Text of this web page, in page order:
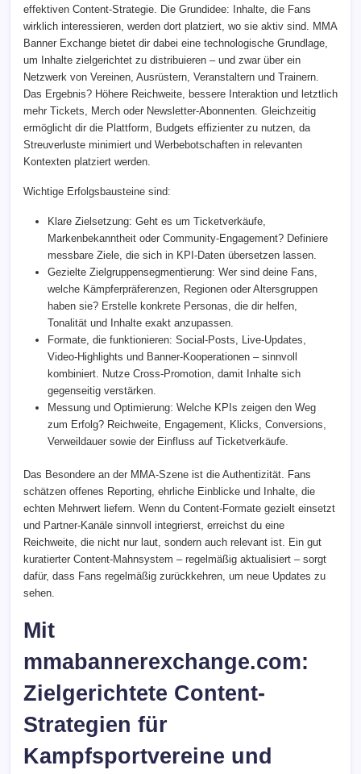
effektiven Content-Strategie. Die Grundidee: Inhalte, die Fans
wirklich interessieren, werden dort platziert, wo sie aktiv sind. MMA
Banner Exchange bietet dir dabei eine technologische Grundlage,
um Inhalte zielgerichtet zu distribuieren – und zwar über ein
Netzwerk von Vereinen, Ausrüstern, Veranstaltern und Trainern.
Das Ergebnis? Höhere Reichweite, bessere Interaktion und letztlich
mehr Tickets, Merch oder Newsletter-Abonnenten. Gleichzeitig
ermöglicht dir die Plattform, Budgets effizienter zu nutzen, da
Streuverluste minimiert und Werbebotschaften in relevanten
Kontexten platziert werden.
Wichtige Erfolgsbausteine sind:
Klare Zielsetzung: Geht es um Ticketverkäufe,
Markenbekanntheit oder Community-Engagement? Definiere
messbare Ziele, die sich in KPI-Daten übersetzen lassen.
Gezielte Zielgruppensegmentierung: Wer sind deine Fans,
welche Kämpferpräferenzen, Regionen oder Altersgruppen
haben sie? Erstelle konkrete Personas, die dir helfen,
Tonalität und Inhalte exakt anzupassen.
Formate, die funktionieren: Social-Posts, Live-Updates,
Video-Highlights und Banner-Kooperationen – sinnvoll
kombiniert. Nutze Cross-Promotion, damit Inhalte sich
gegenseitig verstärken.
Messung und Optimierung: Welche KPIs zeigen den Weg
zum Erfolg? Reichweite, Engagement, Klicks, Conversions,
Verweildauer sowie der Einfluss auf Ticketverkäufe.
Das Besondere an der MMA-Szene ist die Authentizität. Fans
schätzen offenes Reporting, ehrliche Einblicke und Inhalte, die
echten Mehrwert liefern. Wenn du Content-Formate gezielt einsetzt
und Partner-Kanäle sinnvoll integrierst, erreichst du eine
Reichweite, die nicht nur laut, sondern auch relevant ist. Ein gut
kuratierter Content-Mahnsystem – regelmäßig aktualisiert – sorgt
dafür, dass Fans regelmäßig zurückkehren, um neue Updates zu
sehen.
Mit
mmabannerexchange.com:
Zielgerichtete Content-
Strategien für
Kampfsportvereine und